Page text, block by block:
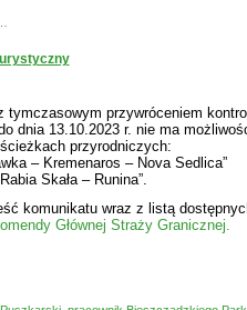
tymczasowym przywróceniem
dnia 13.10.2023 r. nie ma
przyrodniczych:
– Kremenaros – Nova Sedlica”
Skała – Runina”.
komunikatu wraz z listą
Głównej Straży Granicznej.